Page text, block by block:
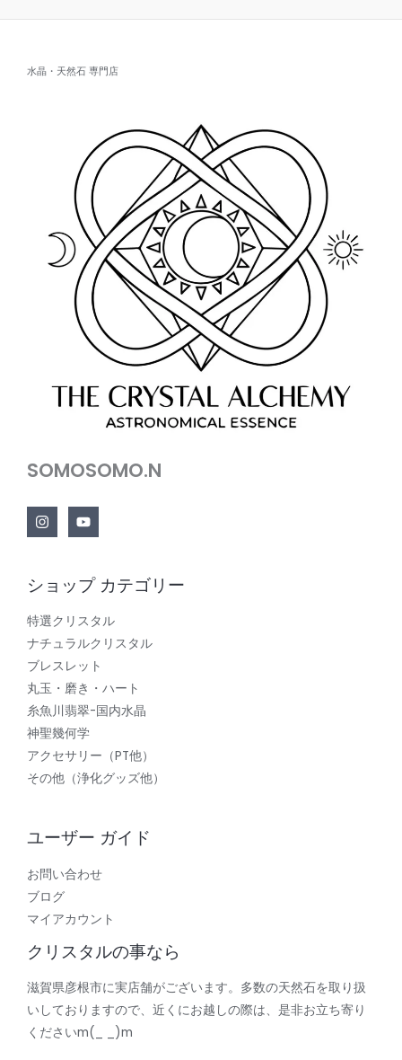
水晶・天然石 専門店
SOMOSOMO.N
ショップ カテゴリー
特選クリスタル
ナチュラルクリスタル
ブレスレット
丸玉・磨き・ハート
糸魚川翡翠-国内水晶
神聖幾何学
アクセサリー（PT他）
その他（浄化グッズ他）
ユーザー ガイド
お問い合わせ
ブログ
マイアカウント
クリスタルの事なら
滋賀県彦根市に実店舗がございます。多数の天然石を取り扱
いしておりますので、近くにお越しの際は、是非お立ち寄り
くださいm(_ _)m